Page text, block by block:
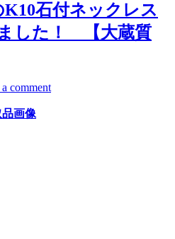
石付ネックレス
した！ 【大蔵質
comment